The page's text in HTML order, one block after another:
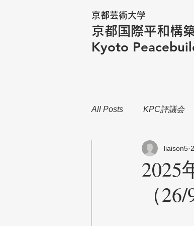
京都芸術大学
京都国際平和構
​Kyoto
All Posts KPC評議会
2025
（
liaison5